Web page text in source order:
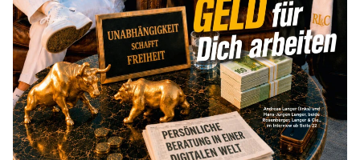
WEITERE ARTIKEL
zurückweiter
Kursrückgang jetzt eine Kaufchance?
mehr